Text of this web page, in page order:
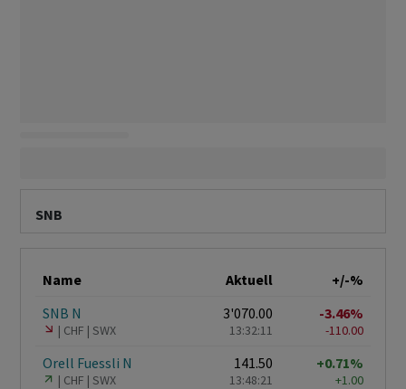
SNB
Name Aktuell
+/-%
SNB N
CHF SWX
3'070.00
13:32:11
-3.46%
-110.00
Orell Fuessli N
CHF SWX
141.50
13:48:21
+0.71%
+1.00